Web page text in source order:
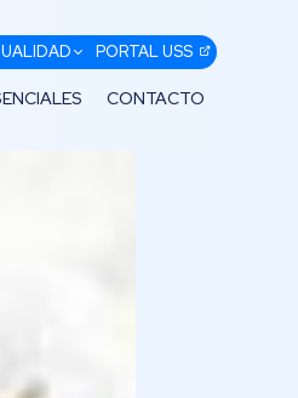
PORTAL USS
CONTACTO